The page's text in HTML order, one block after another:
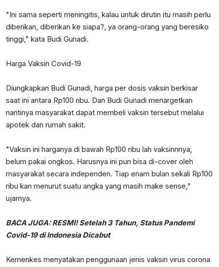
"Ini sama seperti meningitis, kalau untuk dirutin itu masih perlu
diberikan, diberikan ke siapa?, ya orang-orang yang beresiko
tinggi," kata Budi Gunadi.
Harga Vaksin Covid-19
Diungkapkan Budi Gunadi, harga per dosis vaksin berkisar
saat ini antara Rp100 ribu. Dan Budi Gunadi menargetkan
nantinya masyarakat dapat membeli vaksin tersebut melalui
apotek dan rumah sakit.
"Vaksin ini harganya di bawah Rp100 ribu lah vaksinnnya,
belum pakai ongkos. Harusnya ini pun bisa di-cover oleh
masyarakat secara independen. Tiap enam bulan sekali Rp100
ribu kan menurut suatu angka yang masih make sense,"
ujarnya.
BACA JUGA:RESMI! Setelah 3 Tahun, Status Pandemi
Covid-19 di Indonesia Dicabut
Kemenkes menyatakan penggunaan jenis vaksin virus corona